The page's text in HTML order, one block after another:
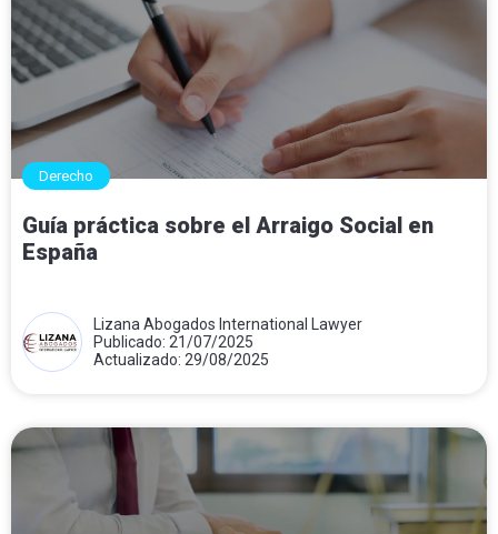
Derecho
Guía práctica sobre el Arraigo Social en
España
Lizana Abogados International Lawyer
Publicado: 21/07/2025
Actualizado: 29/08/2025